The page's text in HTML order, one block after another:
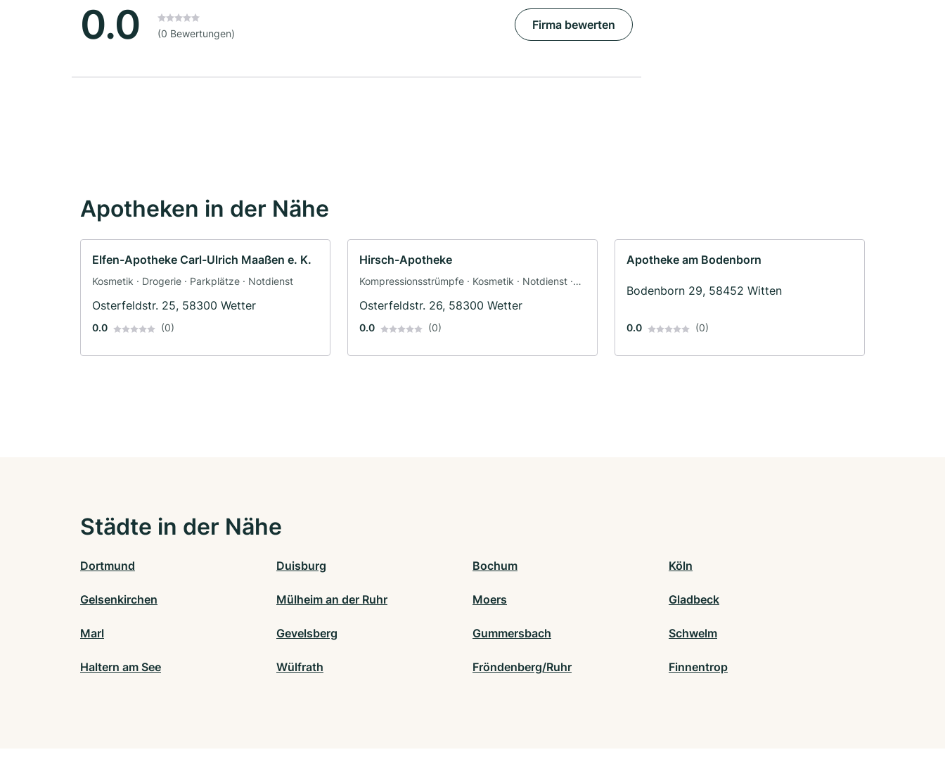
0.0 (0 Bewertungen)
Firma bewerten
Apotheken in der Nähe
Elfen-Apotheke Carl-Ulrich Maaßen e. K.
Kosmetik · Drogerie · Parkplätze · Notdienst
Osterfeldstr. 25, 58300 Wetter
0.0 (0)
Hirsch-Apotheke
Kompressionsstrümpfe · Kosmetik · Notdienst ·
Osterfeldstr. 26, 58300 Wetter
0.0 (0)
Apotheke am Bodenborn
Bodenborn 29, 58452 Witten
0.0 (0)
Städte in der Nähe
Dortmund Duisburg Bochum Köln
Gelsenkirchen Mülheim an der Ruhr Moers Gladbeck
Marl Gevelsberg Gummersbach Schwelm
Haltern am See Wülfrath Fröndenberg/Ruhr Finnentrop